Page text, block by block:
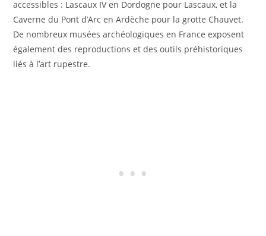
accessibles : Lascaux IV en Dordogne pour Lascaux, et la
Caverne du Pont d’Arc en Ardèche pour la grotte Chauvet.
De nombreux musées archéologiques en France exposent
également des reproductions et des outils préhistoriques
liés à l’art rupestre.